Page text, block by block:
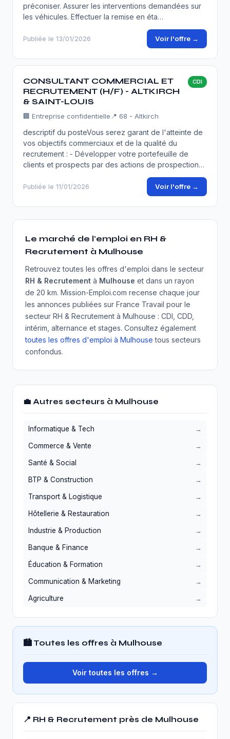
préconiser. Assurer les interventions demandées sur
les véhicules. Effectuer la remise en éta…
Publiée le 13/01/2026 Voir l'offre →
CONSULTANT COMMERCIAL ET
RECRUTEMENT (H/F) - ALTKIRCH
& SAINT-LOUIS
CDI
🏢 Entreprise confidentielle 📍 68 - Altkirch
descriptif du posteVous serez garant de l'atteinte de
vos objectifs commerciaux et de la qualité du
recrutement : - Développer votre portefeuille de
clients et prospects par des actions de prospection…
Publiée le 11/01/2026 Voir l'offre →
Le marché de l'emploi en RH &
Recrutement à Mulhouse
Retrouvez toutes les offres d'emploi dans le secteur
RH & Recrutement à Mulhouse et dans un rayon
de 20 km. Mission-Emploi.com recense chaque jour
les annonces publiées sur France Travail pour le
secteur RH & Recrutement à Mulhouse : CDI, CDD,
intérim, alternance et stages. Consultez également
toutes les offres d'emploi à Mulhouse tous secteurs
confondus.
💼 Autres secteurs à Mulhouse
Informatique & Tech
Commerce & Vente
Santé & Social
BTP & Construction
Transport & Logistique
Hôtellerie & Restauration
Industrie & Production
Banque & Finance
Éducation & Formation
Communication & Marketing
Agriculture
🏙️ Toutes les offres à Mulhouse
Voir toutes les offres →
📍 RH & Recrutement près de Mulhouse